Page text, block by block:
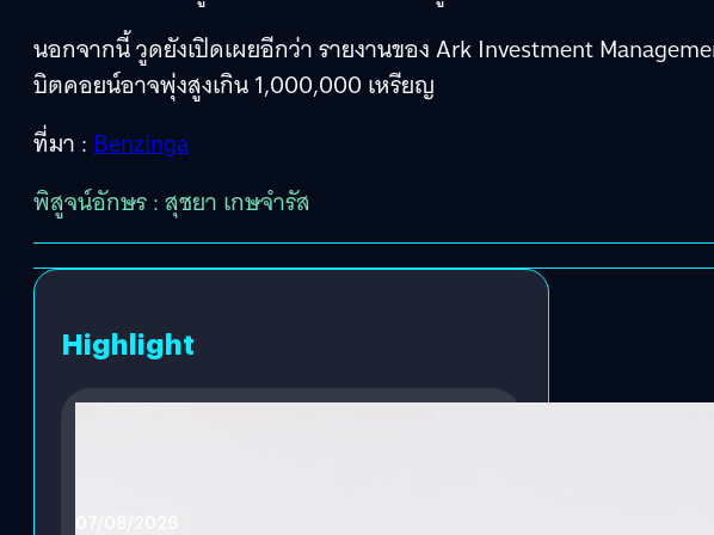
นอกจากนี้ วูดยังเปิดเผยอีกว่า รายงานของ Ark Investment
บิตคอยน์อาจพุ่งสูงเกิน 1,000,000 เหรียญ
ที่มา :Benzinga
พิสูจน์อักษร : สุชยา เกษจำรัส
Highlight